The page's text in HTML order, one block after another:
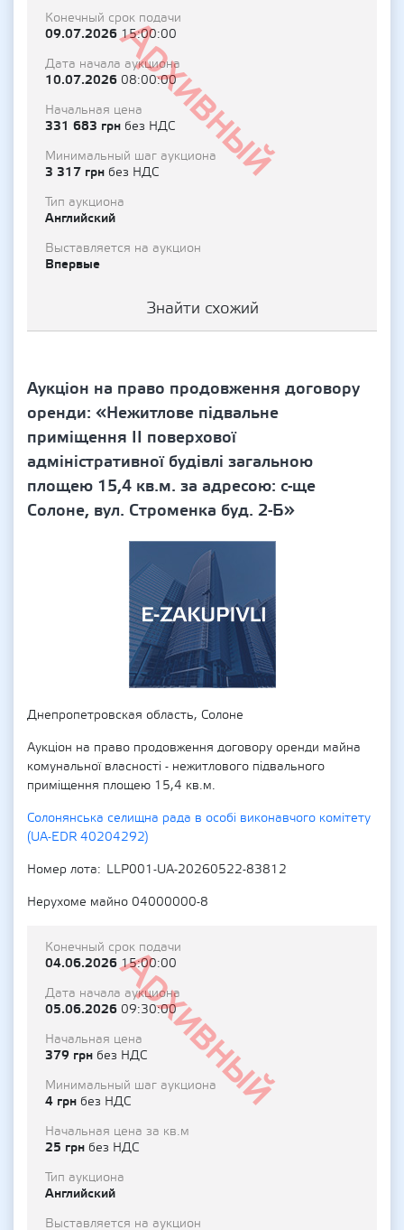
Архивный
Конечный срок подачи
09.07.202615:00:00
Дата начала аукциона
10.07.2026 08:00:00
Начальная цена
331 683 грн без НДС
Минимальный шаг аукциона
3 317 грн без НДС
Тип аукциона
Английский
Выставляется на аукцион
Впервые
Знайти схожий
Аукціон на право продовження договору
оренди: «Нежитлове підвальне
приміщення ІІ поверхової
адміністративної будівлі загальною
площею 15,4 кв.м. за адресою: с-ще
Солоне, вул. Строменка буд. 2-Б»
Днепропетровская область, Солоне
Аукціон на право продовження договору оренди майна
комунальної власності - нежитлового підвального
приміщення площею 15,4 кв.м.
Солонянська селищна рада в особі виконавчого комітету
(UA-EDR 40204292)
Номер лота
LLP001-UA-20260522-83812
Нерухоме майно 04000000-8
Архивный
Конечный срок подачи
04.06.202615:00:00
Дата начала аукциона
05.06.2026 09:30:00
Начальная цена
379 грн без НДС
Минимальный шаг аукциона
4 грн без НДС
Начальная цена за кв.м
25 грн без НДС
Тип аукциона
Английский
Выставляется на аукцион